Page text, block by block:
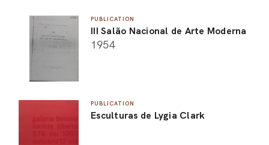
PUBLICATION
III Salão Nacional de Arte Moderna
1954
PUBLICATION
Esculturas de Lygia Clark